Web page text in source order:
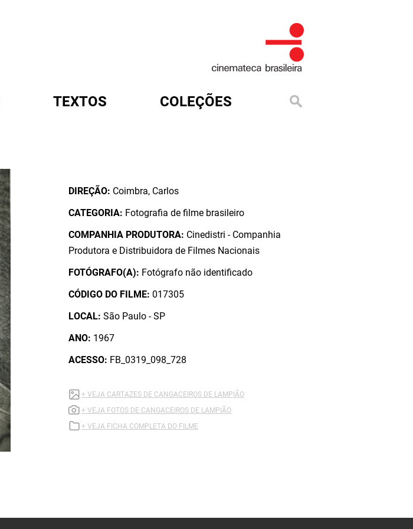
TEXTOS COLEÇÕES
DIREÇÃO: Coimbra, Carlos
CATEGORIA: Fotografia de filme brasileiro
COMPANHIA PRODUTORA: Cinedistri - Companhia
Produtora e Distribuidora de Filmes Nacionais
FOTÓGRAFO(A): Fotógrafo não identificado
CÓDIGO DO FILME:017305
LOCAL:São Paulo - SP
ANO: 1967
ACESSO: FB_0319_098_728
+ VEJA CARTAZES DE CANGACEIROS DE LAMPIÃO
+ VEJA FOTOS DE CANGACEIROS DE LAMPIÃO
+ VEJA FICHA COMPLETA DO FILME